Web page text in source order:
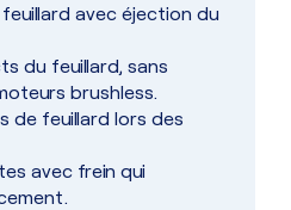
avec éjection du
du feuillard, sans
brushless.
de feuillard lors des
avec frein qui